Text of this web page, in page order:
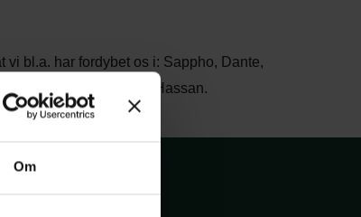
Om
vi bl.a. har fordybet os i: Sappho, Dante,
Christensen og Yahya Hassan.